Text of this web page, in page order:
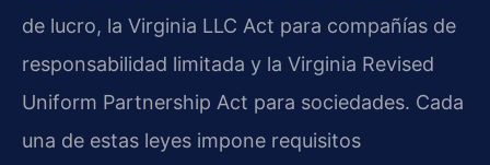
de lucro, la Virginia LLC Act para compañías de
responsabilidad limitada y la Virginia Revised
Uniform Partnership Act para sociedades. Cada
una de estas leyes impone requisitos